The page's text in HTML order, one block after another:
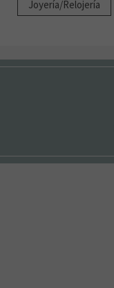
Joyería/Relojería